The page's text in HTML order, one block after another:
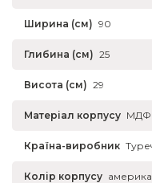
Ширина (см) 90
Глибина (см) 25
Висота (см) 29
Матеріал корпусу МДФ
Країна-виробник
Колір корпусу